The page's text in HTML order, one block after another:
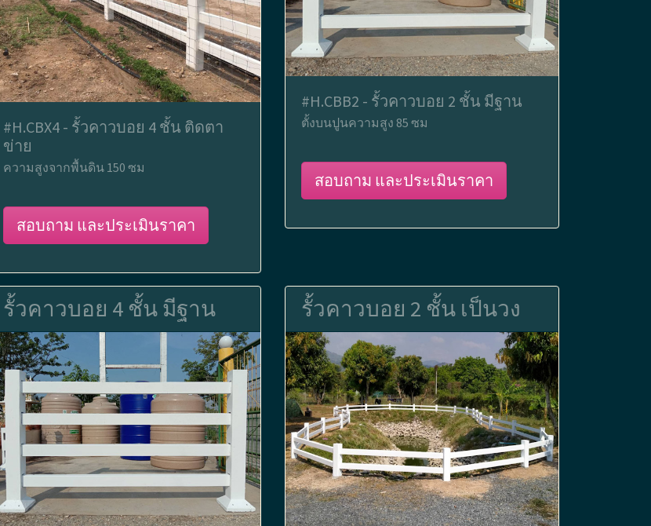
#H.CBX4 - รั้วคาวบอย 4 ชั้น ติดตา
ข่าย
ความสูงจากพื้นดิน 150 ซม
สอบถาม และประเมินราคา
#H.CBB2 - รั้วคาวบอย 2 ชั้น มีฐาน
ตั้งบนปูนความสูง 85 ซม
สอบถาม และประเมินราคา
รั้วคาวบอย 4 ชั้น มีฐาน รั้วคาวบอย 2 ชั้น เป็นวง